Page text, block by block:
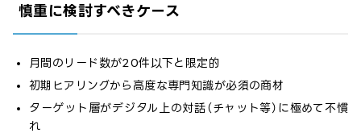
慎重に検討すべきケース
月間のリード数が20件以下と限定的
初期ヒアリングから高度な専門知識が必須の商材
ターゲット層がデジタル上の対話（チャット等）に極めて不慣
れ